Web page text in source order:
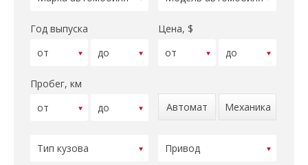
Год выпуска Цена, $
Пробег, км
Автомат
Механика